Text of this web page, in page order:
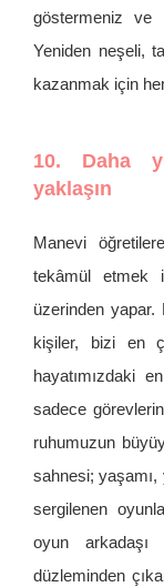
göstermeniz ve
Yeniden neşeli,
kazanmak için
10. Daha
yaklaşın
Manevi
tekâmül etmek
üzerinden
kişiler, bizi en
hayatımızdaki
sadece
ruhumuzun
sahnesi;
sergilenen
oyun
düzleminden